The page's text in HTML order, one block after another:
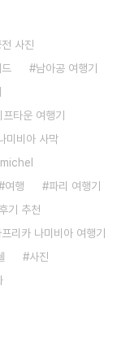
사진
남아공 여행기
프타운 여행기
미비아 사막
여행
파리 여행기
기 추천
프리카 나미비아 여행기
사진